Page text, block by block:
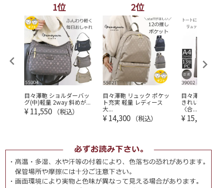
1位
目々澤鞄 ショルダーバッ
グ(中)軽量 2way 斜めが...
¥ 11,550 （税込）
2位
目々澤鞄 リュック ポケッ
ト充実 軽量 レディース
大...
¥ 14,300 （税込）
目々澤鞄｜
きれいめビ
〈合...
¥ 15,950